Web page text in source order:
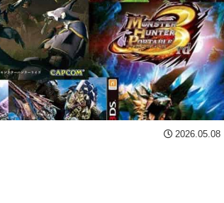
2026.05.08